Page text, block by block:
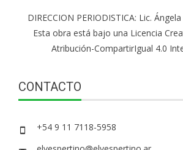
DIRECCION PERIODISTICA: Lic.
Esta obra está bajo una Licencia
Atribución-CompartirIgual 4.0
CONTACTO
+54 9 11 7118-5958